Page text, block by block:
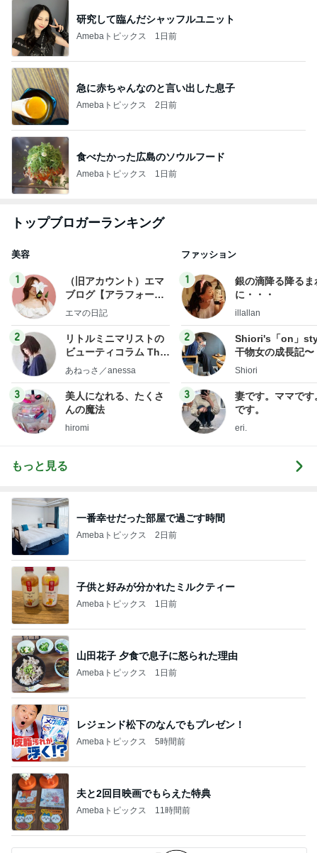
研究して臨んだシャッフルユニット
Amebaトピックス 1日前
急に赤ちゃんなのと言い出した息子
Amebaトピックス 2日前
食べたかった広島のソウルフード
Amebaトピックス 1日前
トップブロガーランキング
美容
1
（旧アカウント）エマ
ブログ【アラフォー会
社売却セカンドライ
エマの日記
2
リトルミニマリストの
ビューティコラム The
little minimalist's bea
あねっさ／anessa
3
美人になれる、たくさ
んの魔法
hiromi
ファッション
1
銀の滴降る降るま
に・・・
illallan
2
Shiori's「on」
干物女の成長記〜
Shiori
3
妻です。ママです
です。
eri.
もっと見る
一番幸せだった部屋で過ごす時間
Amebaトピックス 2日前
子供と好みが分かれたミルクティー
Amebaトピックス 1日前
山田花子 夕食で息子に怒られた理由
Amebaトピックス 1日前
レジェンド松下のなんでもプレゼン！
Amebaトピックス 5時間前
夫と2回目映画でもらえた特典
Amebaトピックス 11時間前